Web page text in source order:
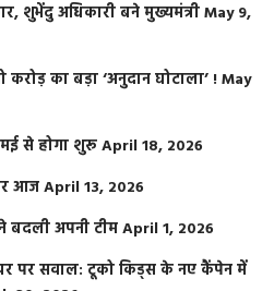
शुभेंदु अधिकारी बने मुख्यमंत्रीMay 9,
का बड़ा ‘अनुदान घोटाला’ !May
से होगा शुरूApril 18, 2026
आजApril 13, 2026
अपनी टीमApril 1, 2026
पर सवाल: टूको किड्स के नए कैंपेन में